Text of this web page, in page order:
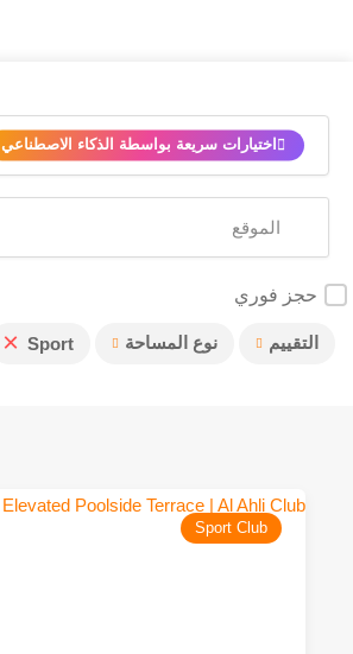
✨ اختيارات سريعة بواسطة الذكاء الاصطناعي
حجز فوري
Sport
× التقييم نوع المساحة
Sport Club